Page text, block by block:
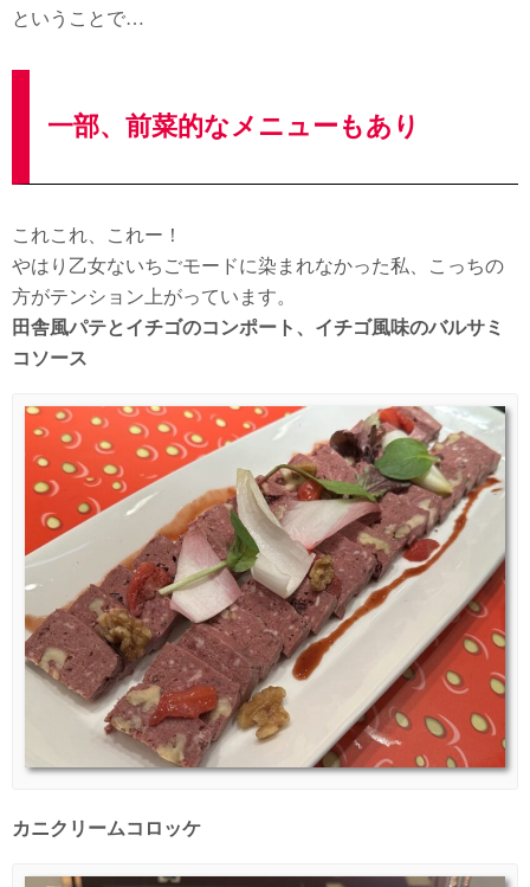
ということで…
一部、前菜的なメニューもあり
これこれ、これー！
やはり乙女ないちごモードに染まれなかった私、こっちの
方がテンション上がっています。
田舎風パテとイチゴのコンポート、イチゴ風味のバルサミ
コソース
カニクリームコロッケ